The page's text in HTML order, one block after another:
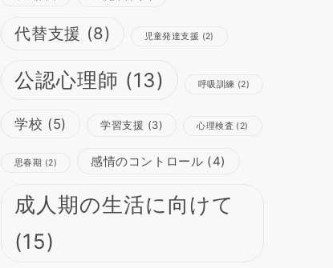
代替支援 (8) 児童発達支援 (2)
公認心理師 (13) 呼吸訓練 (2)
学校 (5) 学習支援 (3) 心理検査 (2)
思春期 (2) 感情のコントロール (4)
成人期の生活に向けて
(15)